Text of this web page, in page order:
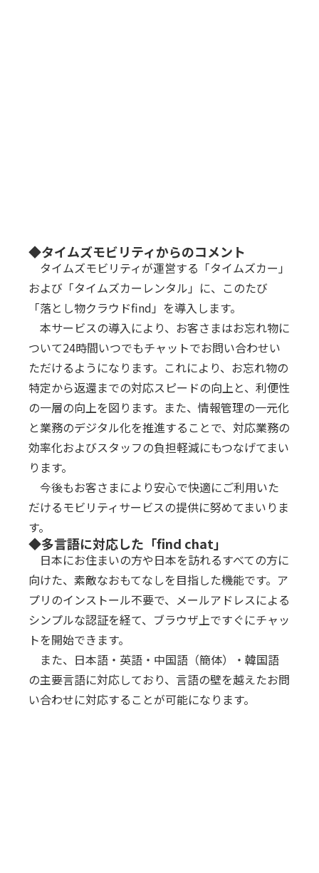
◆タイムズモビリティからのコメント
タイムズモビリティが運営する「タイムズカー」
および「タイムズカーレンタル」に、このたび
「落とし物クラウドfind」を導入します。
本サービスの導入により、お客さまはお忘れ物に
ついて24時間いつでもチャットでお問い合わせい
ただけるようになります。これにより、お忘れ物の
特定から返還までの対応スピードの向上と、利便性
の一層の向上を図ります。また、情報管理の一元化
と業務のデジタル化を推進することで、対応業務の
効率化およびスタッフの負担軽減にもつなげてまい
ります。
今後もお客さまにより安心で快適にご利用いた
だけるモビリティサービスの提供に努めてまいりま
す。
◆多言語に対応した「find chat」
日本にお住まいの方や日本を訪れるすべての方に
向けた、素敵なおもてなしを目指した機能です。ア
プリのインストール不要で、メールアドレスによる
シンプルな認証を経て、ブラウザ上ですぐにチャッ
トを開始できます。
また、日本語・英語・中国語（簡体）・韓国語
の主要言語に対応しており、言語の壁を越えたお問
い合わせに対応することが可能になります。